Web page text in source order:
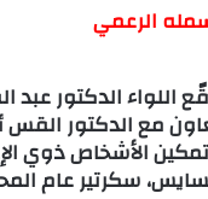
الرعمي
مع الدكتور القس
الأشخاص ذوي
سكرتير عام